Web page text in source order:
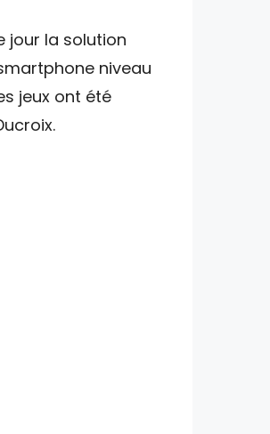
jour la solution
niveau
jeux ont été